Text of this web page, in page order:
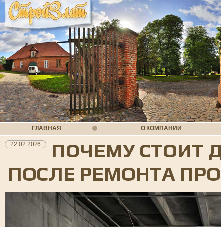
ГЛАВНАЯ О КОМПАНИИ
22.02.2026
ПОЧЕМУ СТОИТ
ПОСЛЕ РЕМОНТА